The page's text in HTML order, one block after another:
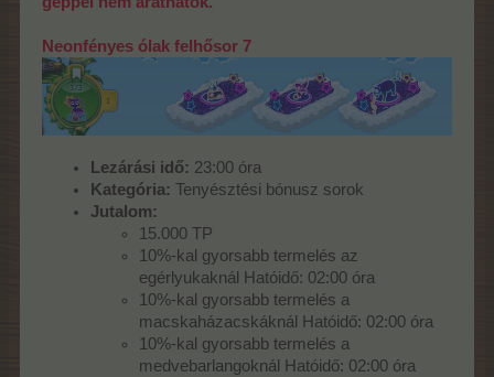
Neonfényes ólak felhősor 7
Lezárási idő: 23:00 óra
Kategória: Tenyésztési bónusz sorok
Jutalom:
15.000 TP
10%-kal gyorsabb termelés az
egérlyukaknál Hatóidő: 02:00 óra
10%-kal gyorsabb termelés a
macskaházacskáknál Hatóidő: 02:00 óra
10%-kal gyorsabb termelés a
medvebarlangoknál Hatóidő: 02:00 óra